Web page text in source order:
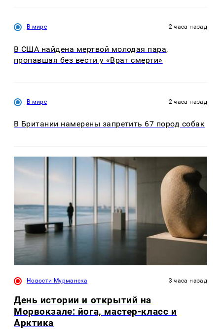
В мире 2 часа назад
В США найдена мертвой молодая пара,
пропавшая без вести у «Врат смерти»
В мире 2 часа назад
В Британии намерены запретить 67 пород собак
Новости Мурманска 3 часа назад
День истории и открытий на
Морвокзале: йога, мастер-класс и
Арктика